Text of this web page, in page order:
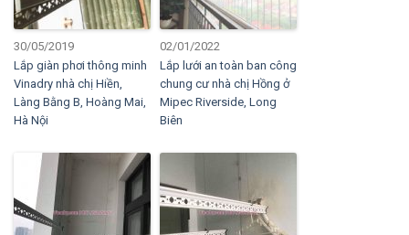
30/05/2019
Lắp giàn phơi thông minh
Vinadry nhà chị Hiền,
Làng Bằng B, Hoàng Mai,
Hà Nội
02/01/2022
Lắp lưới an toàn ban công
chung cư nhà chị Hồng ở
Mipec Riverside, Long
Biên